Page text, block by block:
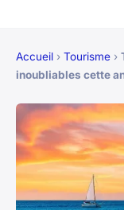
Accueil › Tourisme ›
inoubliables cette